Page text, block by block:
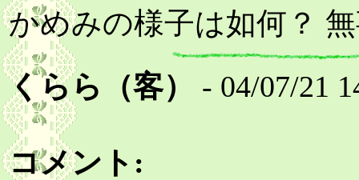
かめみの様子は如何？
くらら（客）
- 04/07/21
コメント: